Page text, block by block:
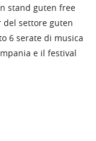
stand guten free
del settore guten
6 serate di musica
e il festival